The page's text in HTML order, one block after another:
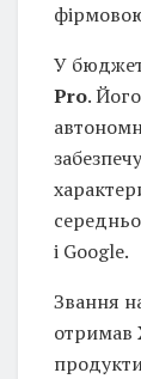
У
Pro.
і Google.
Звання
отримав